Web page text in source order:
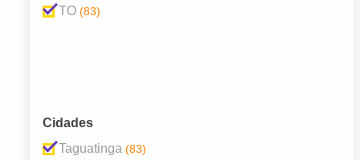
TO (83)
Cidades
Taguatinga (83)